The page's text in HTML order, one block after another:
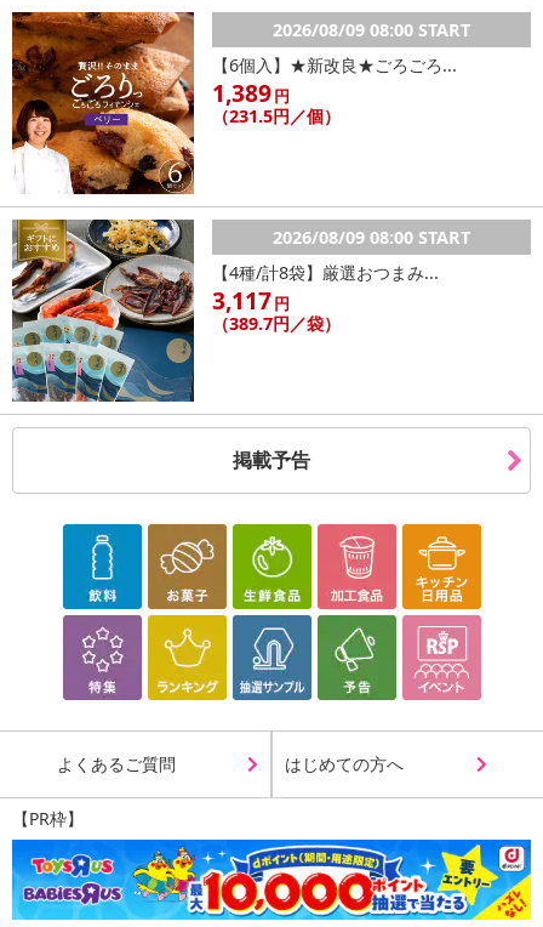
にご納得いただきましたうえでお申し込みください。
※パッケージ変更や商品リニューアル（成分など含む）等により、
参考の掲載画像や画像内のバーコードなど、お届け商品と多少異な
る場合がございます。
また、[新たな加工食品の原料原産地表示制度]の経過措置期間の終
了により、商品詳細内に記載の原産国・原材料の表記が旧表記の場
合がございます。
あらかじめご了承いただいた上でお申込みください。なお、本理由
によるお申込み後のキャンセル・返品交換は対応いたしかねます。
【お支払いについて】
※送料はお試し費用に含まれております。
※d払い、PayPay、au PAY、au PAY（auかんたん決済）、ソフトバ
ンクまとめて支払い、楽天ペイ、メルペイ、AEON Pay、Amazon
Payでお支払いの場合、決済のため外部サイトへ遷移します。
※予約商品は決済手段ごとに定められた決済期限日にお支払いを完
了することがございます。ご了承いただいたうえでお申し込みくだ
さい。
【配送伝票番号について】
※配送形態がメール便の商品については、商品の発送完了後、配送
伝票番号がマイページに表示されない場合もございます。
【配送日時の指定について】
※配送日時の指定が可能な商品の場合、商品によってご指定できる
カート機能をご利用の場合は、配送日時指定をご利用いただけませ
発送日カレンダー
2026/08/09 08:00 START
【6個入】★新改良★ごろごろ...
1,389円
（231.5円／個）
2026/08/09 08:00 START
【4種/計8袋】厳選おつまみ...
3,117円
（389.7円／袋）
掲載予告
よくあるご質問 はじめての方へ
【PR枠】